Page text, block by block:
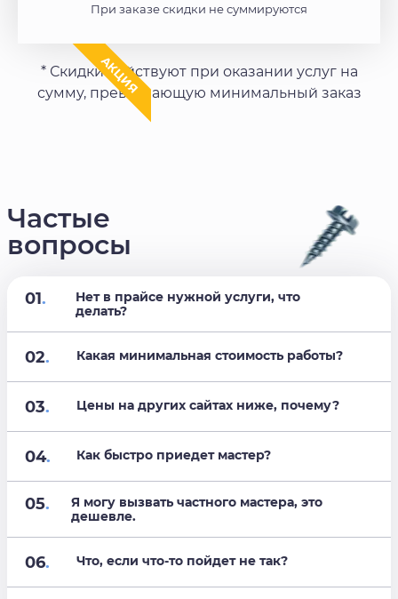
При заказе скидки не суммируются
АКЦИЯ
* Скидки действуют при оказании услуг на
сумму, превышающую минимальный заказ
Частые
вопросы
01.
Нет в прайсе нужной услуги, что
делать?
02. Какая минимальная стоимость работы?
03. Цены на других сайтах ниже, почему?
04. Как быстро приедет мастер?
05.
Я могу вызвать частного мастера, это
дешевле.
06. Что, если что-то пойдет не так?